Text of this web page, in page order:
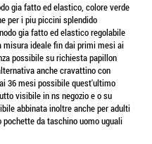
gia fatto ed elastico, colore verde
per i piu piccini splendido
gia fatto ed elastico regolabile
ideale fin dai primi mesi ai
possibile su richiesta papillon
anche cravattino con
36 mesi possibile quest'ultimo
visibile in ns negozio e o su
abbinata inoltre anche per adulti
da taschino uomo uguali